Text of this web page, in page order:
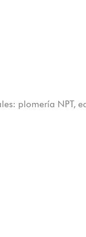
plomería NPT,